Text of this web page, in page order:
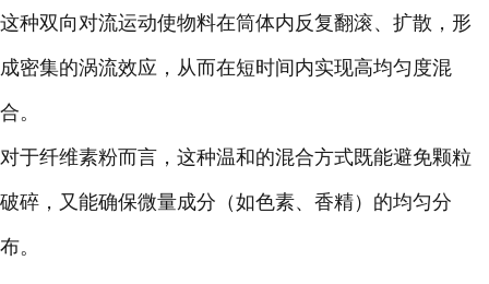
这种双向对流运动使物料在筒体内反复翻滚、扩散，形
成密集的涡流效应，从而在短时间内实现高均匀度混
合。
对于纤维素粉而言，这种温和的混合方式既能避免颗粒
破碎，又能确保微量成分（如色素、香精）的均匀分
布。